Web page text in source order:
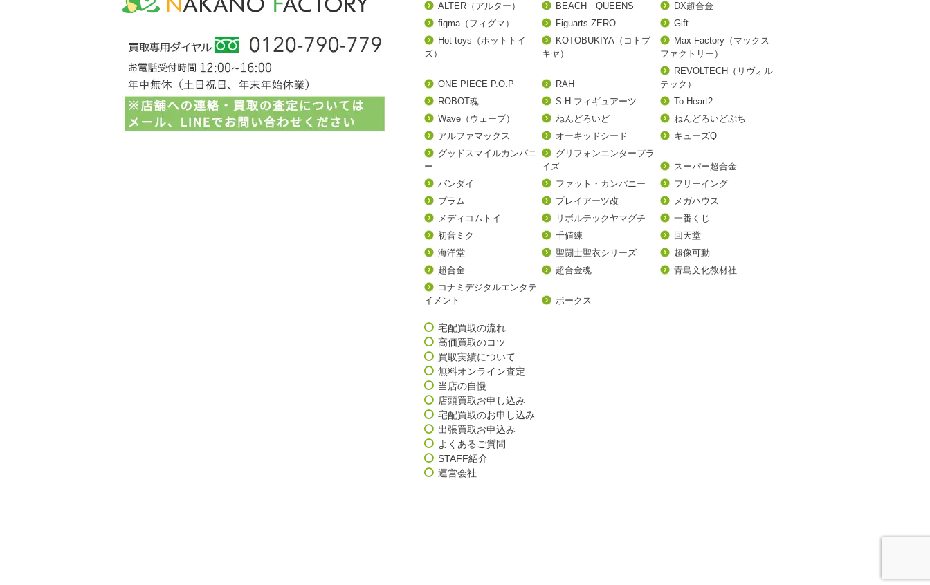
ALTER（アルター） BEACH QUEENS
DX超合金
figma（フィグマ）
Figuarts ZERO
Gift
Hot toys（ホットトイ
ズ）
KOTOBUKIYA（コトブ
キヤ）
Max Factory（マックス
ファクトリー）
ONE PIECE P.O.P RAH
REVOLTECH（リヴォル
テック）
ROBOT魂
S.H.フィギュアーツ
To Heart2
Wave（ウェーブ）
ねんどろいど
ねんどろいどぷち
アルファマックス
オーキッドシード
キューズQ
グッドスマイルカンパニ
ー
グリフォンエンタープラ
イズ
スーパー超合金
バンダイ
ファット・カンパニー
フリーイング
プラム
プレイアーツ改
メガハウス
メディコムトイ
リボルテックヤマグチ
一番くじ
初音ミク
千値練
回天堂
海洋堂
聖闘士聖衣シリーズ
超像可動
超合金
超合金魂
青島文化教材社
コナミデジタルエンタテ
イメント
ボークス
宅配買取の流れ
高価買取のコツ
買取実績について
無料オンライン査定
当店の自慢
店頭買取お申し込み
宅配買取のお申し込み
出張買取お申込み
よくあるご質問
STAFF紹介
運営会社